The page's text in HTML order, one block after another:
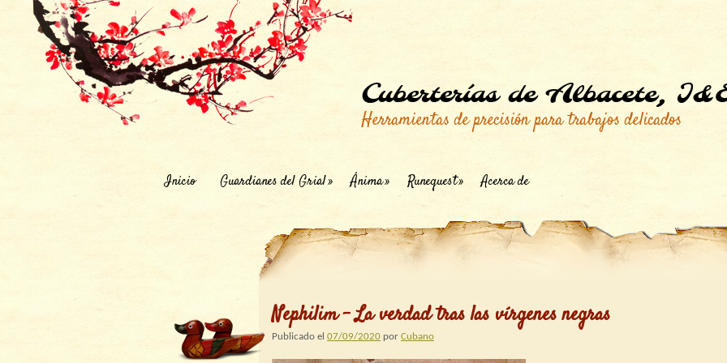
Cuberterías de Albacete,
Herramientas de precisión para trabajos delicados
Inicio Guardianes del Grial Ánima Runequest Acerca de
Nephilim – La verdad tras las vírgenes negras
Publicado el 07/09/2020 por Cubano